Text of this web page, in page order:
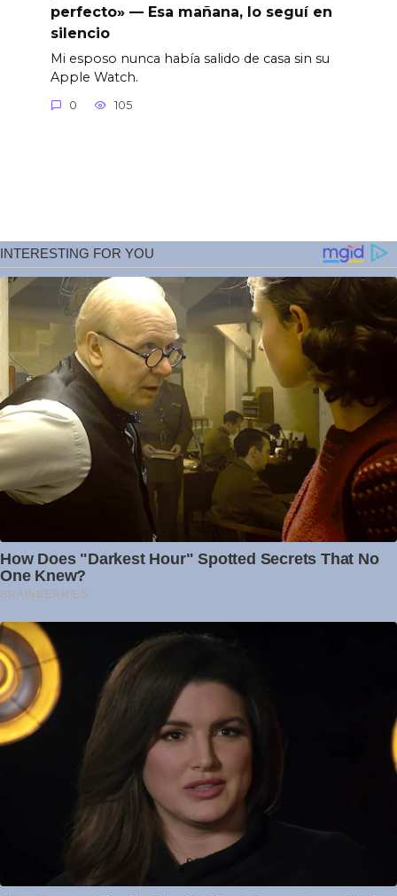
perfecto» — Esa mañana, lo seguí en
silencio
Mi esposo nunca había salido de casa sin su
Apple Watch.
0 105